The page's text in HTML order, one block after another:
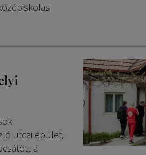
utcai épület,
a